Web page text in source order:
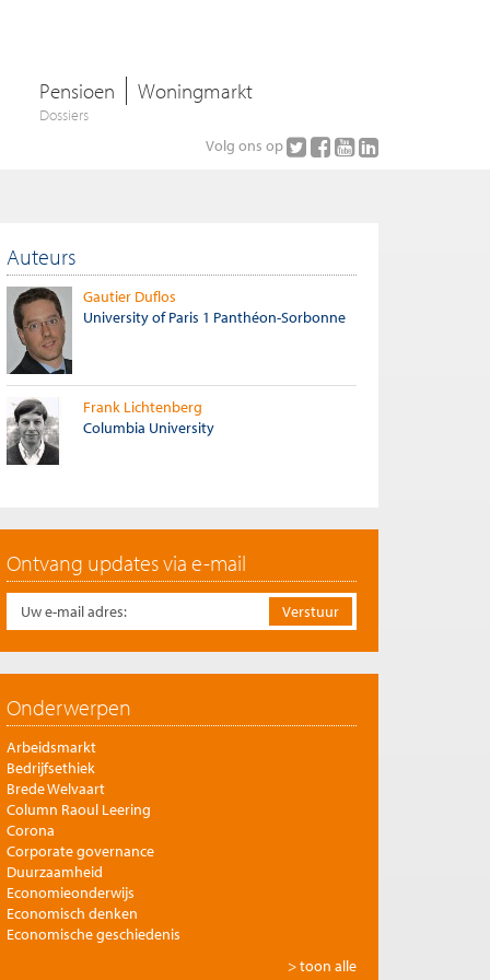
Pensioen Woningmarkt
Dossiers
Volg ons op
Auteurs
Gautier Duflos
University of Paris 1 Panthéon-Sorbonne
Frank Lichtenberg
Columbia University
Ontvang updates via e-mail
Onderwerpen
Arbeidsmarkt
Bedrijfsethiek
Brede Welvaart
Column Raoul Leering
Corona
Corporate governance
Duurzaamheid
Economieonderwijs
Economisch denken
Economische geschiedenis
> toon alle